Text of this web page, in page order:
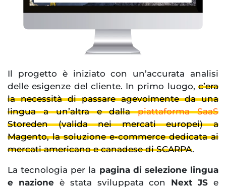
Il progetto è iniziato con un’accurata analisi
delle esigenze del cliente. In primo luogo, c’era
la necessità di passare agevolmente da una
lingua a un’altra e dallapiattaforma SaaS
Storeden (valida nei mercati europei) a
Magento, la soluzione e-commerce dedicata ai
mercati americano e canadese di SCARPA.
La tecnologia per la pagina di selezione lingua
e nazioneè stata sviluppata con Next JS e